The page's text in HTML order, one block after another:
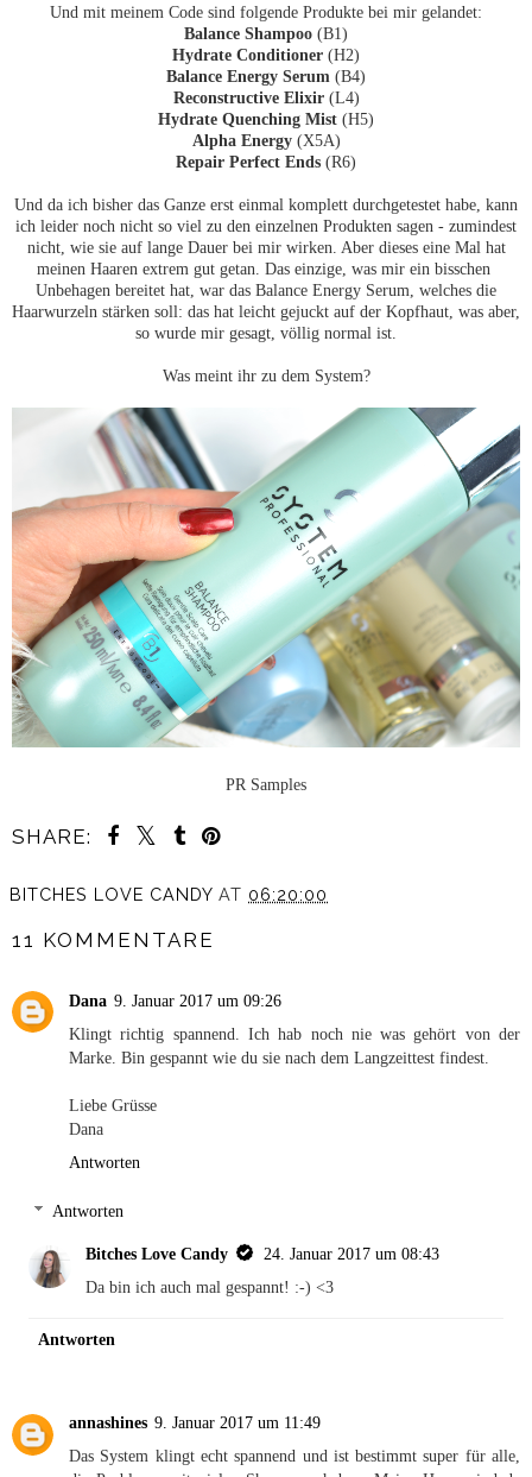
Und mit meinem Code sind folgende Produkte bei mir gelandet:
Balance Shampoo (B1)
Hydrate Conditioner (H2)
Balance Energy Serum (B4)
Reconstructive Elixir(L4)
Hydrate Quenching Mist (H5)
Alpha Energy(X5A)
Repair Perfect Ends (R6)
Und da ich bisher das Ganze erst einmal komplett durchgetestet habe, kann
ich leider noch nicht so viel zu den einzelnen Produkten sagen - zumindest
nicht, wie sie auf lange Dauer bei mir wirken. Aber dieses eine Mal hat
meinen Haaren extrem gut getan. Das einzige, was mir ein bisschen
Unbehagen bereitet hat, war das Balance Energy Serum, welches die
Haarwurzeln stärken soll: das hat leicht gejuckt auf der Kopfhaut, was aber,
so wurde mir gesagt, völlig normal ist.
Was meint ihr zu dem System?
PR Samples
SHARE:
BITCHES LOVE CANDY AT 06:20:00
11 KOMMENTARE
Dana 9. Januar 2017 um 09:26
Klingt richtig spannend. Ich hab noch nie was gehört von der
Marke. Bin gespannt wie du sie nach dem Langzeittest findest.
Liebe Grüsse
Dana
Antworten
Antworten
Bitches Love Candy
24. Januar 2017 um 08:43
Da bin ich auch mal gespannt! :-) <3
Antworten
annashines 9. Januar 2017 um 11:49
Das System klingt echt spannend und ist bestimmt super für alle,